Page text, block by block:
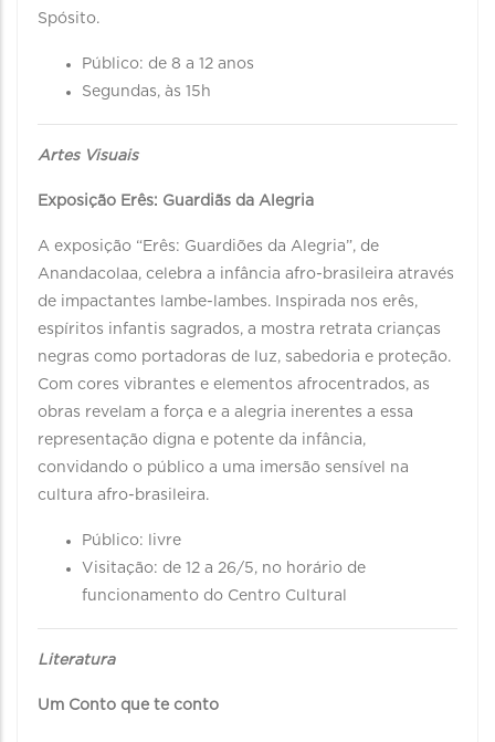
Spósito.
Público: de 8 a 12 anos
Segundas, às 15h
Artes Visuais
Exposição Erês: Guardiãs da Alegria
A exposição “Erês: Guardiões da Alegria”, de
Anandacolaa, celebra a infância afro-brasileira através
de impactantes lambe-lambes. Inspirada nos erês,
espíritos infantis sagrados, a mostra retrata crianças
negras como portadoras de luz, sabedoria e proteção.
Com cores vibrantes e elementos afrocentrados, as
obras revelam a força e a alegria inerentes a essa
representação digna e potente da infância,
convidando o público a uma imersão sensível na
cultura afro-brasileira.
Público: livre
Visitação: de 12 a 26/5, no horário de
funcionamento do Centro Cultural
Literatura
Um Conto que te conto